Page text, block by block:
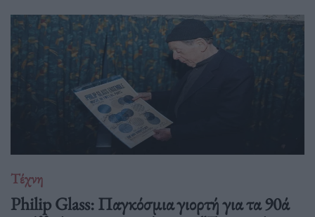
Τέχνη
Philip Glass: Παγκόσμια γιορτή για τα 90ά